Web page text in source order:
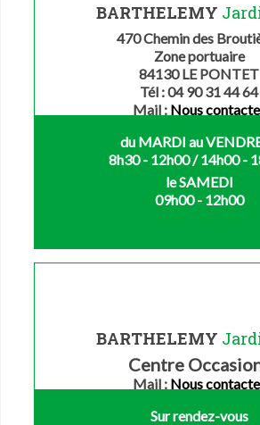
BARTHELEMY
470 Chemin des
Zone portuaire
84130 LE PONTET
Tél : 04 90 31 44 64
Mail : Nous
du MARDI au
8h30 - 12h00 / 14h00 -
le SAMEDI
09h00 - 12h00
BARTHELEMY
Centre
Mail : Nous
Sur rendez-vous